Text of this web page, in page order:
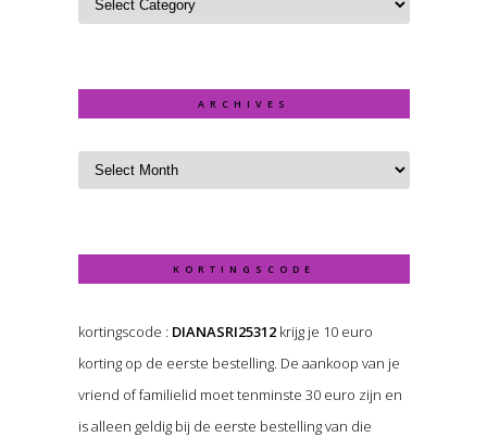
ARCHIVES
KORTINGSCODE
kortingscode : DIANASRI25312krijg je 10 euro
korting op de eerste bestelling. De aankoop van je
vriend of familielid moet tenminste 30 euro zijn en
is alleen geldig bij de eerste bestelling van die